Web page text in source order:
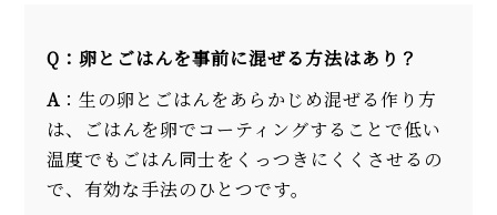
Q：卵とごはんを事前に混ぜる方法はあり？
A ：生の卵とごはんをあらかじめ混ぜる作り方
は、ごはんを卵でコーティングすることで低い
温度でもごはん同士をくっつきにくくさせるの
で、有効な手法のひとつです。